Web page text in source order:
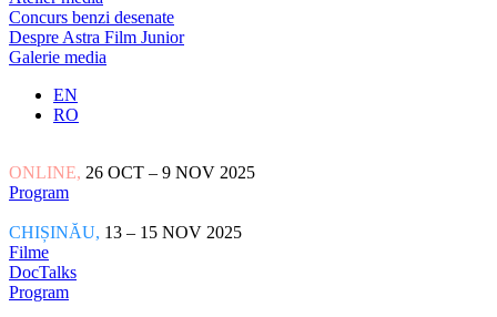
Concurs benzi desenate
Despre Astra Film Junior
Galerie media
EN
RO
ONLINE, 26 OCT – 9 NOV 2025
Program
CHIȘINĂU, 13 – 15 NOV 2025
Filme
DocTalks
Program